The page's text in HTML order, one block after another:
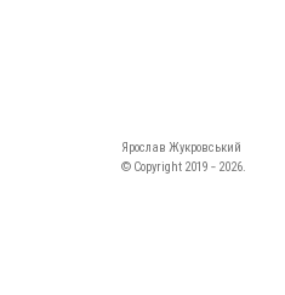
Ярослав Жукровський
© Copyright 2019 ‐ 2026.